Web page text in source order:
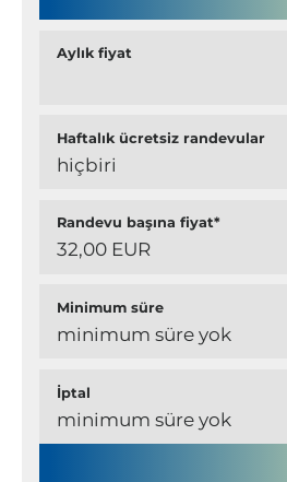
Aylık fiyat
Haftalık ücretsiz randevular
hiçbiri
Randevu başına fiyat*
32,00 EUR
Minimum süre
minimum süre yok
İptal
minimum süre yok